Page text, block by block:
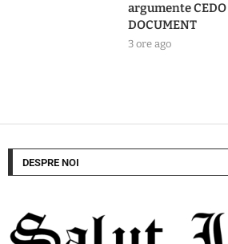
argumente CEDO
DOCUMENT
3 ore ago
DESPRE NOI